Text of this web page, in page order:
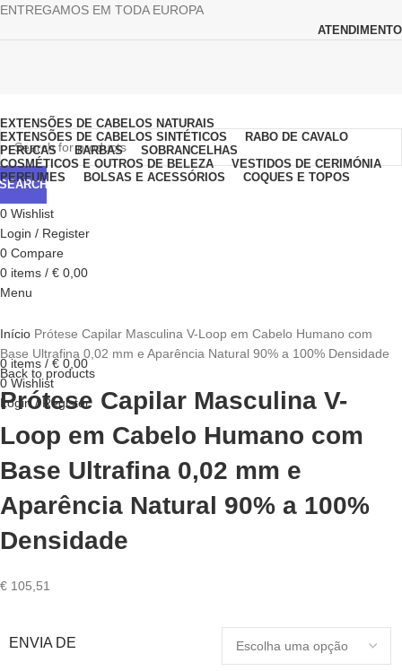
ENTREGAMOS EM TODA EUROPA
ATENDIMENTO
SEARCH
0 Wishlist
Login / Register
0 Compare
0 items / € 0,00
Menu
0 items / € 0,00
0 Wishlist
Login / Register
EXTENSÕES DE CABELOS NATURAIS
EXTENSÕES DE CABELOS SINTÉTICOS
RABO DE CAVALO
PERUCAS
BARBAS
SOBRANCELHAS
COSMÉTICOS E OUTROS DE BELEZA
VESTIDOS DE CERIMÓNIA
PERFUMES
BOLSAS E ACESSÓRIOS COQUES E TOPOS
Início Prótese Capilar Masculina V-Loop em Cabelo Humano com
Base Ultrafina 0,02 mm e Aparência Natural 90% a 100% Densidade
Back to products
Prótese Capilar Masculina V-
Loop em Cabelo Humano com
Base Ultrafina 0,02 mm e
Aparência Natural 90% a 100%
Densidade
€ 105,51
ENVIA DE